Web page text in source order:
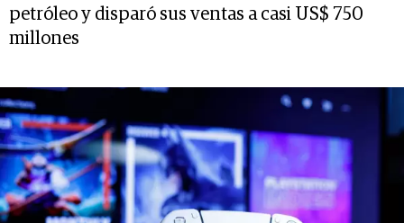
petróleo y disparó sus ventas a casi US$ 750
millones